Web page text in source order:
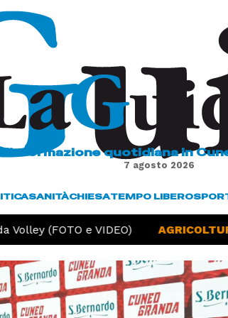
L'informazione quotidiana in
7 agosto 2026
SANITÀCHIESATEMPO LIBERO
(FOTO e VIDEO)